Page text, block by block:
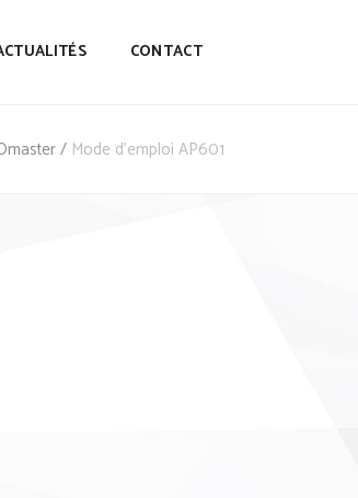
CONTACT
/ Mode d’emploi AP601